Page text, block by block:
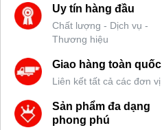
Uy tín hàng đầu
Chất lượng - Dịch vụ -
Thương hiệu
Giao hàng toàn quốc
Liên kết tất cả các đơn vị
Sản phẩm đa dạng
phong phú